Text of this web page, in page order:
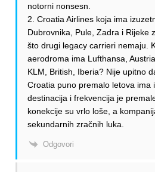
notorni nonsesn.
2. Croatia Airlines koja ima
Dubrovnika, Pule, Zadra i Rijeke
što drugi legacy carrieri nemaju.
aerodroma ima Lufthansa,
KLM, British, Iberia? Nije upitno
Croatia puno premalo letova ima
destinacija i frekvencija je
konekcije su vrlo loše, a
sekundarnih zračnih luka.
Odgovori